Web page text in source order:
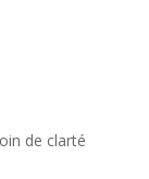
de clarté